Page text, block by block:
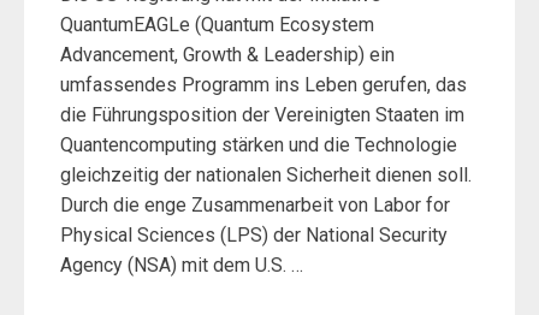
QuantumEAGLe (Quantum Ecosystem
Advancement, Growth & Leadership) ein
umfassendes Programm ins Leben gerufen, das
die Führungsposition der Vereinigten Staaten im
Quantencomputing stärken und die Technologie
gleichzeitig der nationalen Sicherheit dienen soll.
Durch die enge Zusammenarbeit von Labor for
Physical Sciences (LPS) der National Security
Agency (NSA) mit dem U.S. …